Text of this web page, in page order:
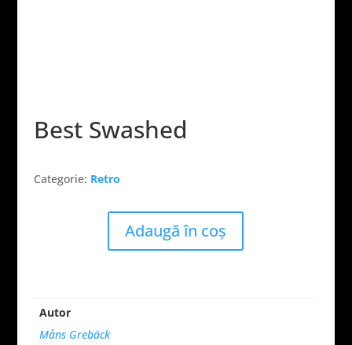
Best Swashed
Categorie: Retro
Adaugă în coș
Autor
Måns Grebäck